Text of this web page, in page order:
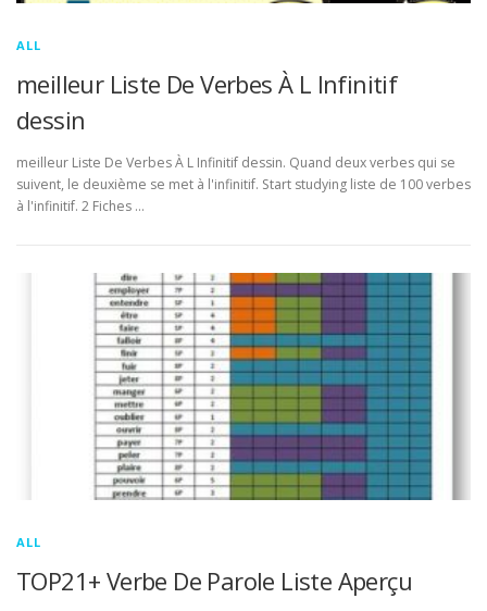
ALL
meilleur Liste De Verbes À L Infinitif
dessin
meilleur Liste De Verbes À L Infinitif dessin. Quand deux verbes qui se
suivent, le deuxième se met à l'infinitif. Start studying liste de 100 verbes
à l'infinitif. 2 Fiches …
ALL
TOP21+ Verbe De Parole Liste Aperçu